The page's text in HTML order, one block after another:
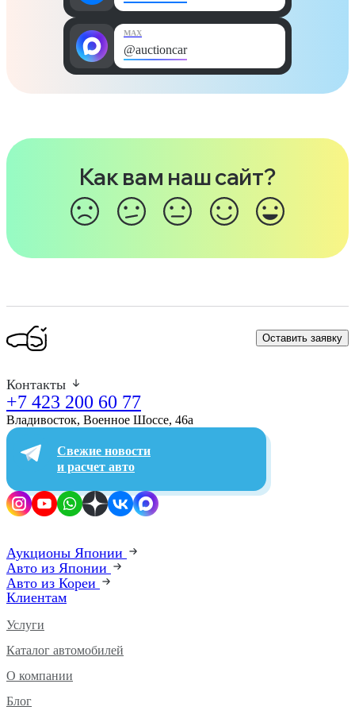
MAX
@auctioncar
Как вам наш сайт?
Оставить заявку
Контакты
+7 423 200 60 77
Владивосток, Военное Шоссе, 46а​
Свежие новости
и расчет авто
Аукционы Японии
Авто из Японии
Авто из Кореи
Клиентам
Услуги
Каталог автомобилей
О компании
Блог